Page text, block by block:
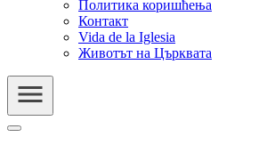
Политика коришћења
Контакт
Vida de la Iglesia
Животът на Църквата